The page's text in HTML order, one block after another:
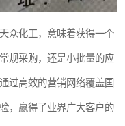
众化工，意味着获得一个
规采购，还是小批量的应
过高效的营销网络覆盖国
，赢得了业界广大客户的